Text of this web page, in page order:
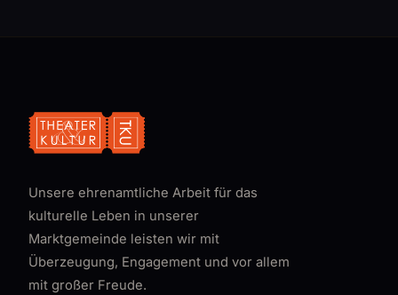
Unsere ehrenamtliche Arbeit für das
kulturelle Leben in unserer
Marktgemeinde leisten wir mit
Überzeugung, Engagement und vor allem
mit großer Freude.